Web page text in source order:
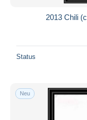
2013 Chili
Status
Neu